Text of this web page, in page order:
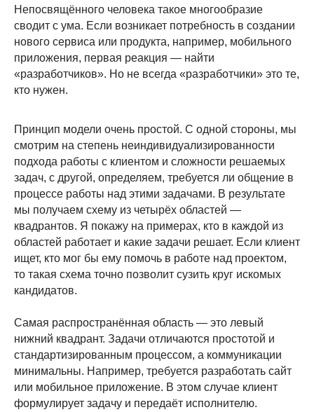
Непосвящённого человека такое многообразие
сводит с ума. Если возникает потребность в создании
нового сервиса или продукта, например, мобильного
приложения, первая реакция — найти
«разработчиков». Но не всегда «разработчики» это те,
кто нужен.
Принцип модели очень простой. С одной стороны, мы
смотрим на степень неиндивидуализированности
подхода работы с клиентом и сложности решаемых
задач, с другой, определяем, требуется ли общение в
процессе работы над этими задачами. В результате
мы получаем схему из четырёх областей —
квадрантов. Я покажу на примерах, кто в каждой из
областей работает и какие задачи решает. Если клиент
ищет, кто мог бы ему помочь в работе над проектом,
то такая схема точно позволит сузить круг искомых
кандидатов.
Самая распространённая область — это левый
нижний квадрант. Задачи отличаются простотой и
стандартизированным процессом, а коммуникации
минимальны. Например, требуется разработать сайт
или мобильное приложение. В этом случае клиент
формулирует задачу и передаёт исполнителю.